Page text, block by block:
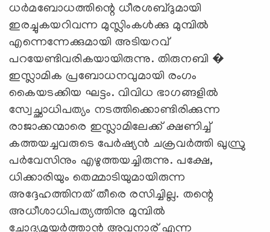
ധർമബോധത്തിന്റെ ധീരശബ്ദുമായി
ഇരച്ചുകയറിവന്ന മുസ്ലിംകൾക്കു മുമ്പിൽ
എന്നെന്നേക്കുമായി അടിയറവ്‌
പറയേണ്ടിവരികയായിരുന്നു. തിരുനബി �
ഇസ്ലാമിക പ്രബോധനവുമായി രംഗം
കൈയടക്കിയ ഘട്ടം. വിവിധ ഭാഗങ്ങളിൽ
സ്വേച്ഛാധിപത്യം നടത്തിക്കൊണ്ടിരിക്കുന്ന
രാജാക്കന്മാരെ ഇസ്ലാമിലേക്ക്‌ ക്ഷണിച്ച്‌
കത്തയച്ചവരുടെ പേർഷ്യൻ ചക്രവർത്തി ഖുസ്രു
പർവേസിനും എഴുത്തയച്ചിരുന്നു. പക്ഷേ,
ധിക്കാരിയും തെമ്മാടിയുമായിരുന്ന
അദ്ദേഹത്തിനത്‌ തീരെ രസിച്ചില്ല. തന്റെ
അധീശാധിപത്യത്തിനു മുമ്പിൽ
ചോദ്യമുയർത്താൻ അവനാര്‌ എന്ന